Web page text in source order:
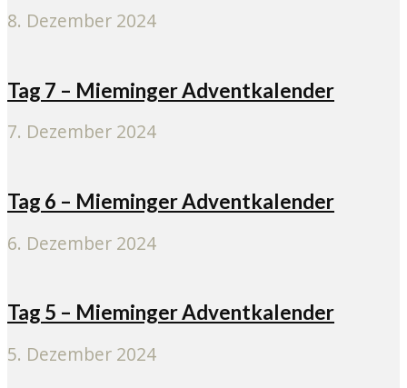
8. Dezember 2024
Tag 7 – Mieminger Adventkalender
7. Dezember 2024
Tag 6 – Mieminger Adventkalender
6. Dezember 2024
Tag 5 – Mieminger Adventkalender
5. Dezember 2024